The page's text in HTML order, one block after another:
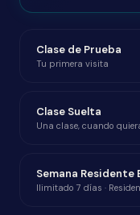
Clase de Prueba
Tu primera visita
Clase Suelta
Una clase, cuando
Semana Residente
Ilimitado 7 días ·